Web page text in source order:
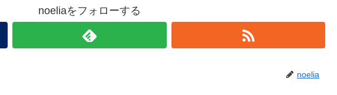
noeliaをフォローする
noelia